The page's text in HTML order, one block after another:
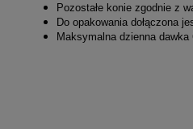
Pozostałe konie zgodnie z
Do opakowania dołączona
Maksymalna dzienna dawka